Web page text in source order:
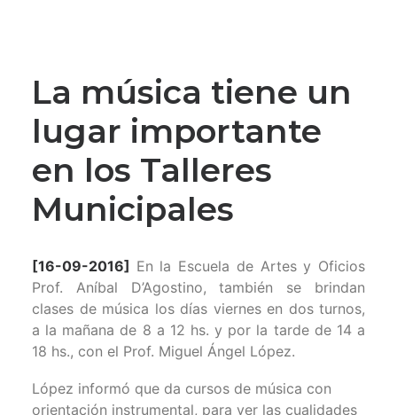
La música tiene un
lugar importante
en los Talleres
Municipales
[16-09-2016] En la Escuela de Artes y Oficios
Prof. Aníbal D’Agostino, también se brindan
clases de música los días viernes en dos turnos,
a la mañana de 8 a 12 hs. y por la tarde de 14 a
18 hs., con el Prof. Miguel Ángel López.
López informó que da cursos de música con
orientación instrumental, para ver las cualidades